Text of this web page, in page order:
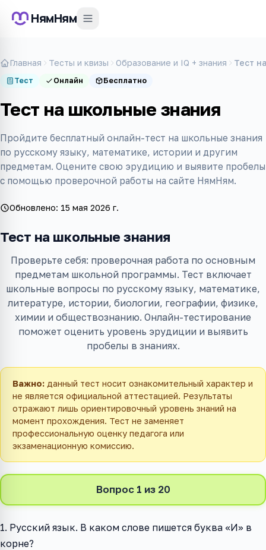
НямНям
Главная Тесты и квизы Образование и IQ + знания Тест
Тест Онлайн Бесплатно
Тест на школьные знания
Пройдите бесплатный онлайн-тест на школьные знания
по русскому языку, математике, истории и другим
предметам. Оцените свою эрудицию и выявите пробелы
с помощью проверочной работы на сайте НямНям.
Обновлено: 15 мая 2026 г.
Тест на школьные знания
Проверьте себя: проверочная работа по основным
предметам школьной программы. Тест включает
школьные вопросы по русскому языку, математике,
литературе, истории, биологии, географии, физике,
химии и обществознанию. Онлайн-тестирование
поможет оценить уровень эрудиции и выявить
пробелы в знаниях.
Важно: данный тест носит ознакомительный характер и
не является официальной аттестацией. Результаты
отражают лишь ориентировочный уровень знаний на
момент прохождения. Тест не заменяет
профессиональную оценку педагога или
экзаменационную комиссию.
Вопрос 1 из 20
1. Русский язык. В каком слове пишется буква «И» в
корне?